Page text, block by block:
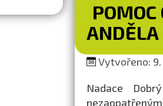
POMOC
ANDĚLA
Vytvořeno: 9.
Nadace